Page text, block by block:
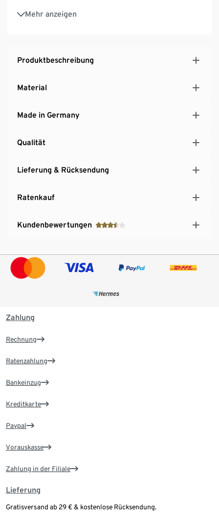
Mehr anzeigen
Beine und Griffe aus Eichen-Massivholz, geölt
Inkl. Wandbefestigung für einen sicheren Stand
Produktbeschreibung
Material
Made in Germany
Qualität
Lieferung & Rücksendung
Ratenkauf
Kundenbewertungen
Zahlung
Rechnung
Ratenzahlung
Bankeinzug
Kreditkarte
Paypal
Vorauskasse
Zahlung in der Filiale
Lieferung
Gratisversand ab 29 € & kostenlose Rücksendung.